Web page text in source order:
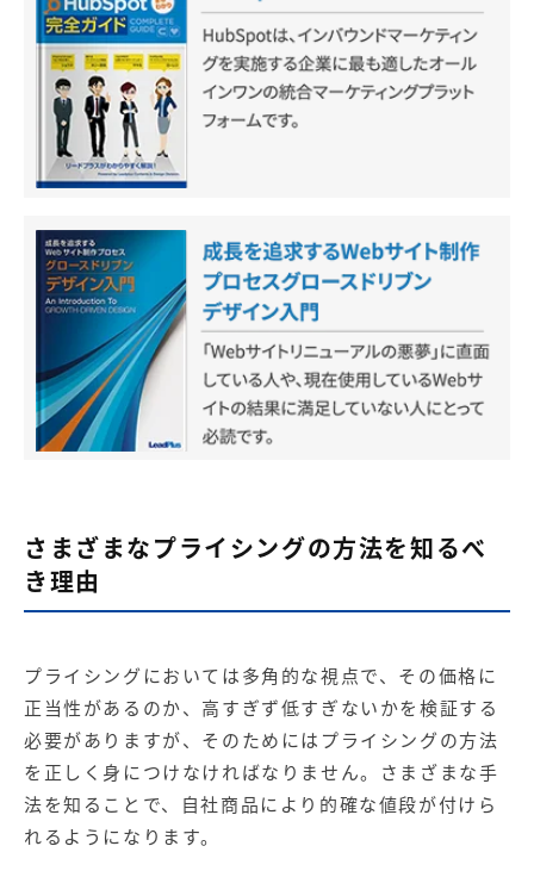
さまざまなプライシングの方法を知るべ
き理由
プライシングにおいては多角的な視点で、その価格に
正当性があるのか、高すぎず低すぎないかを検証する
必要がありますが、そのためにはプライシングの方法
を正しく身につけなければなりません。さまざまな手
法を知ることで、自社商品により的確な値段が付けら
れるようになります。